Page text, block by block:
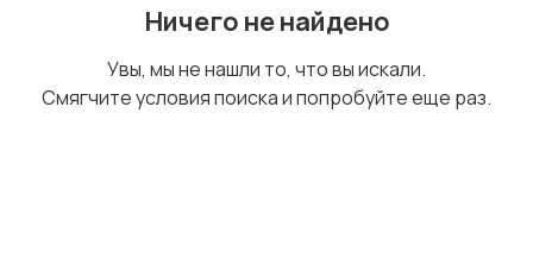
Ничего не найдено
Увы, мы не нашли то, что вы искали.
Смягчите условия поиска и попробуйте еще раз.